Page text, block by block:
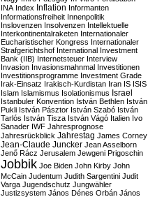
INA Index Inflation Informanten
Informationsfreiheit Innenpolitik
Inslovenzen Insolvenzen Intellektuelle
Interkontinentalraketen Internationaler
Eucharistischer Kongress Internationaler
Strafgerichtshof International Investment
Bank (IIB) Internetsteuer Interview
Invasion Invasionsmahnmal Investitionen
Investitionsprogramme Investment Grade
Irak-Einsatz Irakisch-Kurdistan Iran IS ISIS
Islam Islamismus Isolationismus Israel
Istanbuler Konvention István Bethlen István
Pukli István Pásztor István Szabó István
Tarlós István Tisza István Vágó Italien Ivo
Sanader IWF Jahresprognose
Jahresrückblick Jahrestag James Corney
Jean-Claude Juncker Jean Asselborn
Jenő Rácz Jerusalem Jewgeni Prigoschin
Jobbik Joe Biden John Kirby John
McCain Judentum Judith Sargentini Judit
Varga Jugendschutz Jungwähler
Justizsystem János Dénes Orbán János